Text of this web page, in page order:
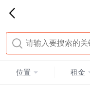
位置 租金